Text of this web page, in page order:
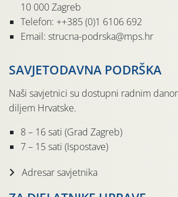
10 000 Zagreb
Telefon: ++385 (0)1 6106 692
Email: strucna-podrska@mps.hr
SAVJETODAVNA PODRŠKA
Naši savjetnici su dostupni radnim
diljem Hrvatske.
8 – 16 sati (Grad Zagreb)
7 – 15 sati (Ispostave)
Adresar savjetnika